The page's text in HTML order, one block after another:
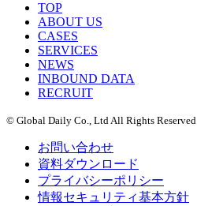
TOP
ABOUT US
CASES
SERVICES
NEWS
INBOUND DATA
RECRUIT
© Global Daily Co., Ltd All Rights Reserved
お問い合わせ
資料ダウンロード
プライバシーポリシー
情報セキュリティ基本方針